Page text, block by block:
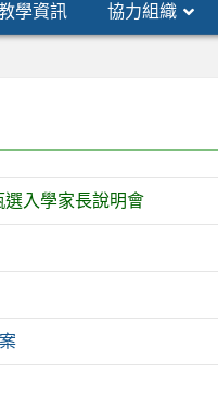
學資訊 協力組織
選入學家長說明會